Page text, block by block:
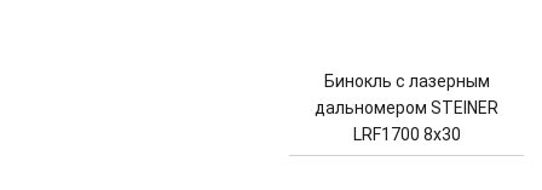
Бинокль с лазерным
дальномером STEINER
LRF1700 8x30